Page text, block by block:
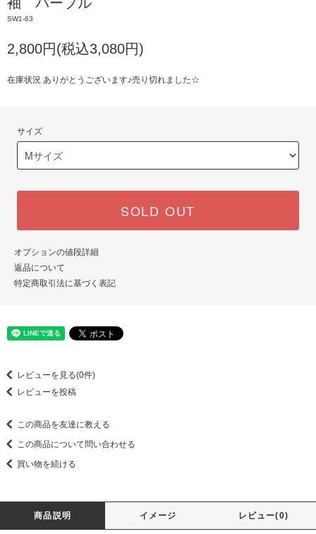
SW1-63
2,800円(税込3,080円)
在庫状況 ありがとうございます♪売り切れました☆
サイズ
SOLD OUT
オプションの値段詳細
返品について
特定商取引法に基づく表記
レビューを見る(0件)
レビューを投稿
この商品を友達に教える
この商品について問い合わせる
買い物を続ける
商品説明 イメージ レビュー(0)